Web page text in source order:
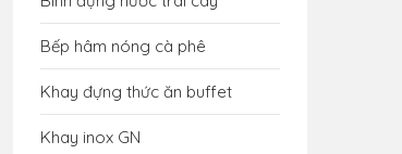
Bếp hâm nóng cà phê
Khay đựng thức ăn buffet
Khay inox GN